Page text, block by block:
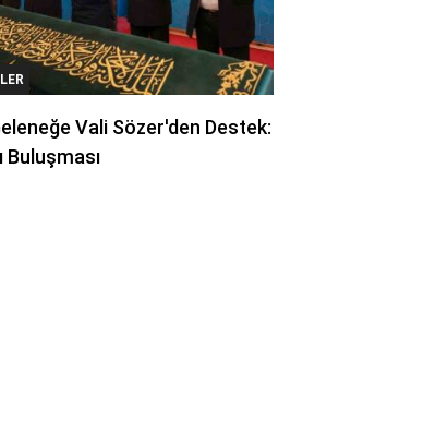
Vali Sözer'den Destek:
Buluşması